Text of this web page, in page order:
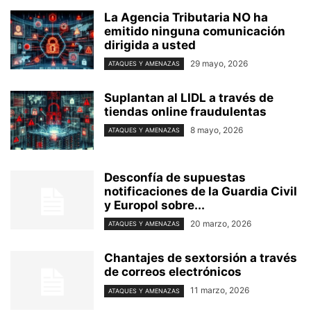
La Agencia Tributaria NO ha
emitido ninguna comunicación
dirigida a usted
ATAQUES Y AMENAZAS 29 mayo, 2026
Suplantan al LIDL a través de
tiendas online fraudulentas
ATAQUES Y AMENAZAS 8 mayo, 2026
Desconfía de supuestas
notificaciones de la Guardia Civil
y Europol sobre...
ATAQUES Y AMENAZAS 20 marzo, 2026
Chantajes de sextorsión a través
de correos electrónicos
ATAQUES Y AMENAZAS 11 marzo, 2026